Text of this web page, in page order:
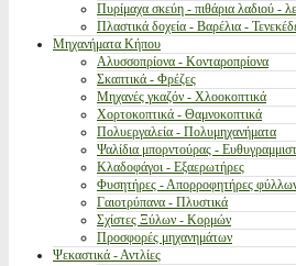
Πυρίμαχα σκεύη - πιθάρια λαδιού -
Πλαστικά δοχεία - Βαρέλια -
Μηχανήματα Κήπου
Αλυσσοπρίονα - Κονταροπρίονα
Σκαπτικά - Φρέζες
Μηχανές γκαζόν - Χλοοκοπτικά
Χορτοκοπτικά - Θαμνοκοπτικά
Πολυεργαλεία - Πολυμηχανήματα
Ψαλίδια μπορντούρας -
Κλαδοφάγοι - Εξαερωτήρες
Φυσητήρες - Απορροφητήρες
Γαιοτρύπανα - Πλυστικά
Σχίστες Ξύλων - Κορμών
Προσφορές μηχανημάτων
Ψεκαστικά - Αντλίες